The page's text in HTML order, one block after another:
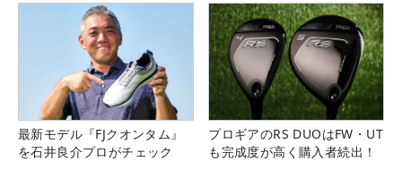
最新モデル『FJクオンタム』
を石井良介プロがチェック
プロギアのRS DUOはFW・UT
も完成度が高く購入者続出！